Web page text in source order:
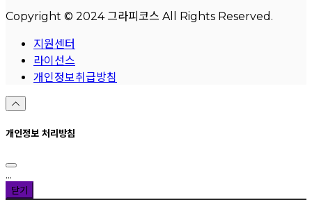
Copyright © 2024 그라피코스 All Rights Reserved.
지원센터
라이선스
개인정보취급방침
개인정보 처리방침
...
닫기